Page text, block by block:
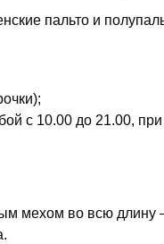
пальто и
с 10.00 до 21.00,
мехом во всю длину